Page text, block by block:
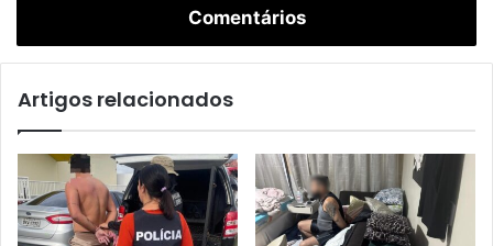
e
0
s
é
p
Comentários
Artigos relacionados